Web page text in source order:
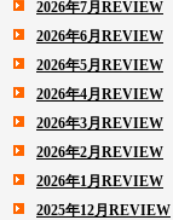
2026年7月REVIEW
2026年6月REVIEW
2026年5月REVIEW
2026年4月REVIEW
2026年3月REVIEW
2026年2月REVIEW
2026年1月REVIEW
2025年12月REVIEW